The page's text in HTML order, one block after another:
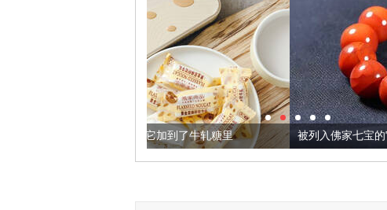
籽，我们把它加到了牛轧糖里 被列入佛家七宝的它到底有多美？